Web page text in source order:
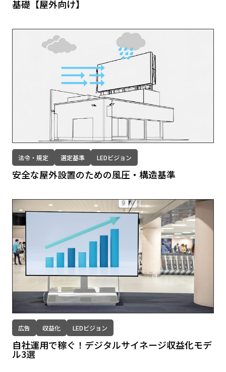
基礎【屋外向け】
法令・規定 選定基準 LEDビジョン
安全な屋外設置のための⾵圧・構造基準
広告 収益化 LEDビジョン
自社運用で稼ぐ！デジタルサイネージ収益化モデ
ル3選